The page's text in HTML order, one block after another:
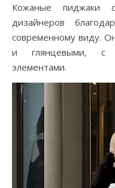
Кожаные пиджаки
дизайнеров
современному виду.
и глянцевыми, с
элементами.